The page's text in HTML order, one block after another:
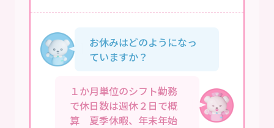
お休みはどのようになっ
ていますか？
１か月単位のシフト勤務
で休日数は週休２日で概
算 夏季休暇、年末年始